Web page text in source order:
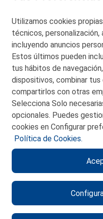
© 2026
POLITICA
Utilizamos cookies
técnicos, personalización,
incluyendo anuncios
Estos últimos pueden
tus hábitos de
dispositivos, combinar
compartirlos con otras
Selecciona Solo
opcionales. Puedes
cookies en Configurar
Política de Cookies.